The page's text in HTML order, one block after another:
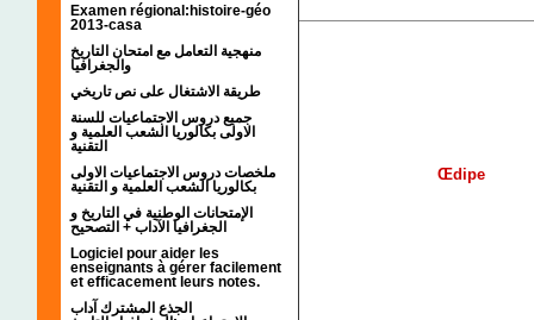
Examen régional:histoire-géo
2013-casa
منهجية التعامل مع امتحان التاريخ
والجغرافيا
طريقة الاشتغال على نص تاريخي
جميع دروس الاجتماعيات للسنة
الاولى بكالوريا الشعب العلمية و
التقنية
ملخصات دروس الاجتماعيات الاولى
بكالوريا الشعب العلمية و التقنية
الإمتحانات الوطنية في التاريخ و
الجغرافيا الآداب + التصحيح
Logiciel pour aider les
enseignants à gérer facilement
et efficacement leurs notes.
الجذع المشترك آداب
Œdipe